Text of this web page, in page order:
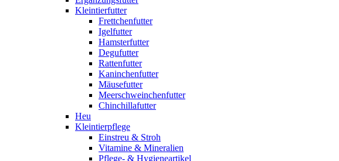
Kleintierfutter
Frettchenfutter
Igelfutter
Hamsterfutter
Degufutter
Rattenfutter
Kaninchenfutter
Mäusefutter
Meerschweinchenfutter
Chinchillafutter
Heu
Kleintierpflege
Einstreu & Stroh
Vitamine & Mineralien
Pflege- & Hygieneartikel